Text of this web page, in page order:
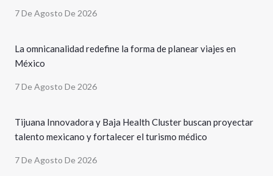
7 De Agosto De 2026
La omnicanalidad redefine la forma de planear viajes en
México
7 De Agosto De 2026
Tijuana Innovadora y Baja Health Cluster buscan proyectar
talento mexicano y fortalecer el turismo médico
7 De Agosto De 2026